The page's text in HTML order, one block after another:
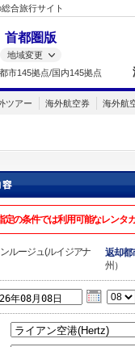
合旅行サイト
首都圏版
地域変更
市145拠点/国内145拠点
ツアー 海外航空券 海外航
定の条件では利用可能なレンタ
ルージュ(ルイジアナ
返却都
州）